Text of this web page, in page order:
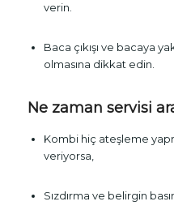
verin.
Baca çıkışı ve bacaya
olmasına dikkat edin.
Ne zaman servisi
Kombi hiç ateşleme
veriyorsa,
Sızdırma ve belirgin